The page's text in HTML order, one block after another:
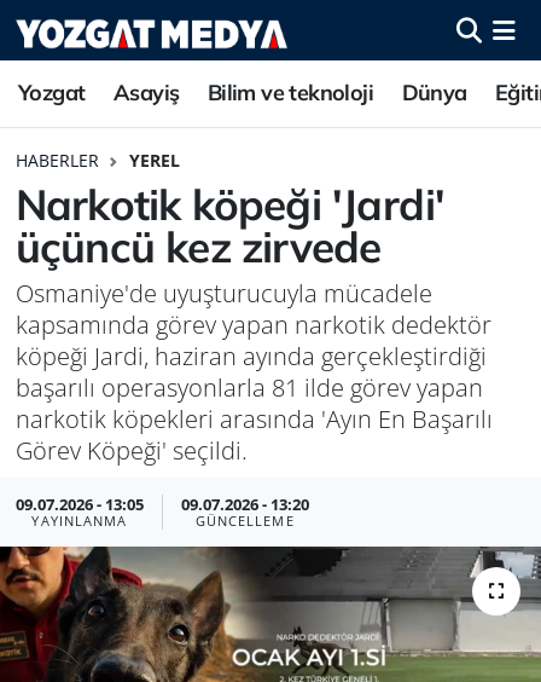
Yozgat Asayiş Bilim ve teknoloji Dünya
HABERLER YEREL
Narkotik köpeği 'Jardi'
üçüncü kez zirvede
Osmaniye'de uyuşturucuyla mücadele
kapsamında görev yapan narkotik dedektör
köpeği Jardi, haziran ayında gerçekleştirdiği
başarılı operasyonlarla 81 ilde görev yapan
narkotik köpekleri arasında 'Ayın En Başarılı
Görev Köpeği' seçildi.
09.07.2026 - 13:05
YAYINLANMA
09.07.2026 - 13:20
GÜNCELLEME